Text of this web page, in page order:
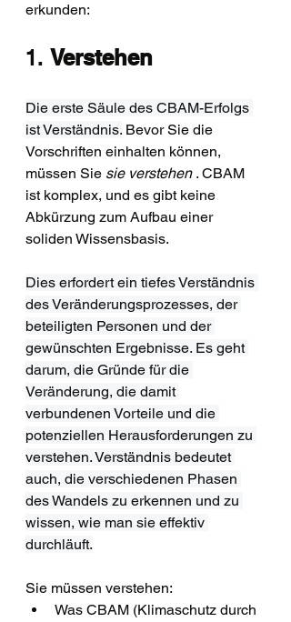
erkunden:
1. Verstehen
Die erste Säule des CBAM-Erfolgs
ist Verständnis. Bevor Sie die
Vorschriften einhalten können,
müssen Sie sie verstehen . CBAM
ist komplex, und es gibt keine
Abkürzung zum Aufbau einer
soliden Wissensbasis.
Dies erfordert ein tiefes Verständnis
des Veränderungsprozesses, der
beteiligten Personen und der
gewünschten Ergebnisse. Es geht
darum, die Gründe für die
Veränderung, die damit
verbundenen Vorteile und die
potenziellen Herausforderungen zu
verstehen. Verständnis bedeutet
auch, die verschiedenen Phasen
des Wandels zu erkennen und zu
wissen, wie man sie effektiv
durchläuft.
Sie müssen verstehen:
Was CBAM (Klimaschutz durch